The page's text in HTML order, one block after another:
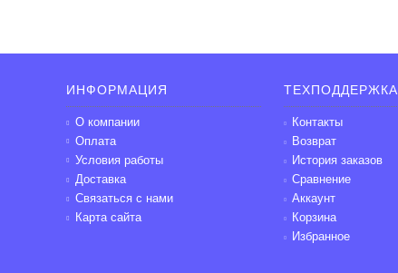
ИНФОРМАЦИЯ
О компании
Оплата
Условия работы
Доставка
Связаться с нами
Карта сайта
ТЕХПОДДЕРЖКА
Контакты
Возврат
История заказов
Сравнение
Аккаунт
Корзина
Избранное